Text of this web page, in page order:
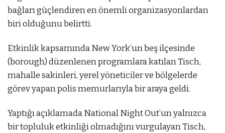
bağları güçlendiren en önemli organizasyonlardan
biri olduğunu belirtti.
Etkinlik kapsamında New York’un beş ilçesinde
(borough) düzenlenen programlara katılan Tisch,
mahalle sakinleri, yerel yöneticiler ve bölgelerde
görev yapan polis memurlarıyla bir araya geldi.
Yaptığı açıklamada National Night Out’un yalnızca
bir topluluk etkinliği olmadığını vurgulayan Tisch,